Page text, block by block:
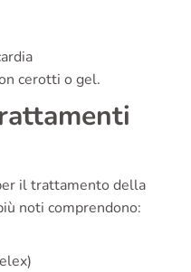
cerotti o gel.
il trattamento della
noti comprendono: